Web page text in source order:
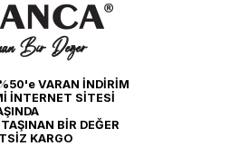
VARAN İNDİRİM
İNTERNET SİTESİ
BİR DEĞER
KARGO